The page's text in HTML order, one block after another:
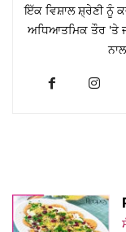
ਇੱਕ ਵਿਸ਼ਾਲ ਸ਼੍ਰੇਣੀ ਨੂੰ
ਅਧਿਆਤਮਿਕ ਤੌਰ 'ਤੇ